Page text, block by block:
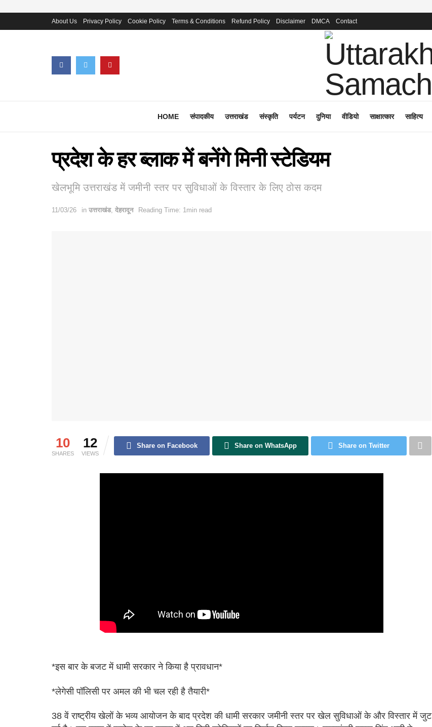
About Us Privacy Policy Cookie Policy Terms & Conditions Refund Policy Disclaimer DMCA Contact
HOME संपादकीय उत्तराखंड संस्कृति पर्यटन दुनिया वीडियो साक्षात्कार साहित्य
प्रदेश के हर ब्लाक में बनेंगे मिनी स्टेडियम
खेलभूमि उत्तराखंड में जमीनी स्तर पर सुविधाओं के विस्तार के लिए ठोस कदम
11/03/26 in उत्तराखंड, देहरादून Reading Time: 1min read
10
SHARES
12
VIEWS
Share on Facebook Share on WhatsApp Share on Twitter
*इस बार के बजट में धामी सरकार ने किया है प्रावधान*
*लेगेसी पॉलिसी पर अमल की भी चल रही है तैयारी*
38 वें राष्ट्रीय खेलों के भव्य आयोजन के बाद प्रदेश की धामी सरकार जमीनी स्तर पर खेल सुविधाओं के और विस्तार में जुट